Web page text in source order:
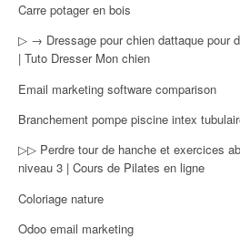
Carre potager en bois
▷ → Dressage pour chien dattaque pour
| Tuto Dresser Mon chien
Email marketing software comparison
Branchement pompe piscine intex
▷▷ Perdre tour de hanche et exercices
niveau 3 | Cours de Pilates en ligne
Coloriage nature
Odoo email marketing